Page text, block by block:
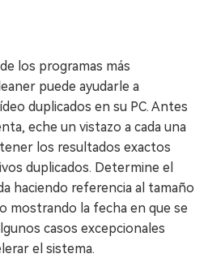
los programas más
puede ayudarle a
duplicados en su PC. Antes
eche un vistazo a cada una
los resultados exactos
duplicados. Determine el
haciendo referencia al tamaño
mostrando la fecha en que se
casos excepcionales
el sistema.